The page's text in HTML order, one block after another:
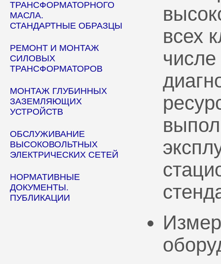
ТРАНСФОРМАТОРНОГО
МАСЛА.
СТАНДАРТНЫЕ ОБРАЗЦЫ
РЕМОНТ И МОНТАЖ
СИЛОВЫХ
ТРАНСФОРМАТОРОВ
МОНТАЖ ГЛУБИННЫХ
ЗАЗЕМЛЯЮЩИХ
УСТРОЙСТВ
ОБСЛУЖИВАНИЕ
ВЫСОКОВОЛЬТНЫХ
ЭЛЕКТРИЧЕСКИХ СЕТЕЙ
НОРМАТИВНЫЕ
ДОКУМЕНТЫ.
ПУБЛИКАЦИИ
всех